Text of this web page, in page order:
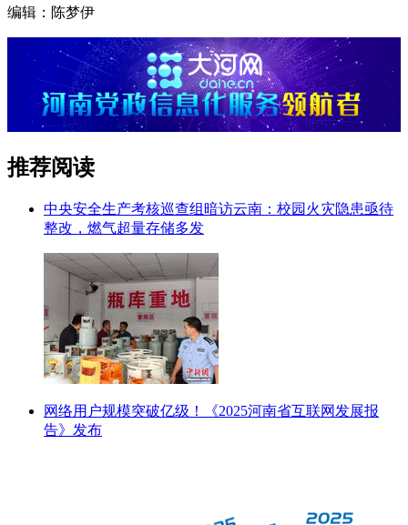
编辑：陈梦伊
推荐阅读
中央安全生产考核巡查组暗访云南：校园火灾隐患亟待
整改，燃气超量存储多发
网络用户规模突破亿级！《2025河南省互联网发展报
告》发布